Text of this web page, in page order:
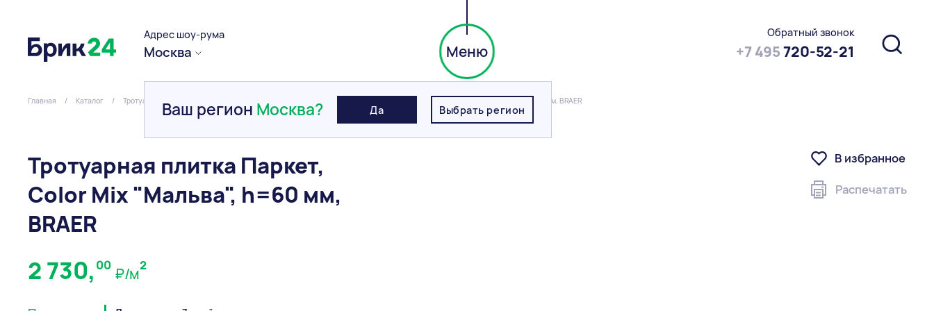
Меню
Адрес шоу-рума
Москва
Ваш регион Москва? Да Выбрать регион
Обратный звонок
+7 495720-52-21
Главная / Каталог / Тротуарная плитка и брусчатка Тротуарная плитка Паркет, Color Mix "Мальва", h=60 мм, BRAER
Тротуарная плитка Паркет,
Color Mix "Мальва", h=60 мм,
BRAER
2 730, 00 ₽/м2
В избранное
Распечатать